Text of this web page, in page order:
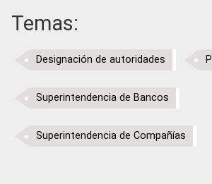
Temas:
Designación de autoridades
Superintendencia de Bancos
Superintendencia de Compañías